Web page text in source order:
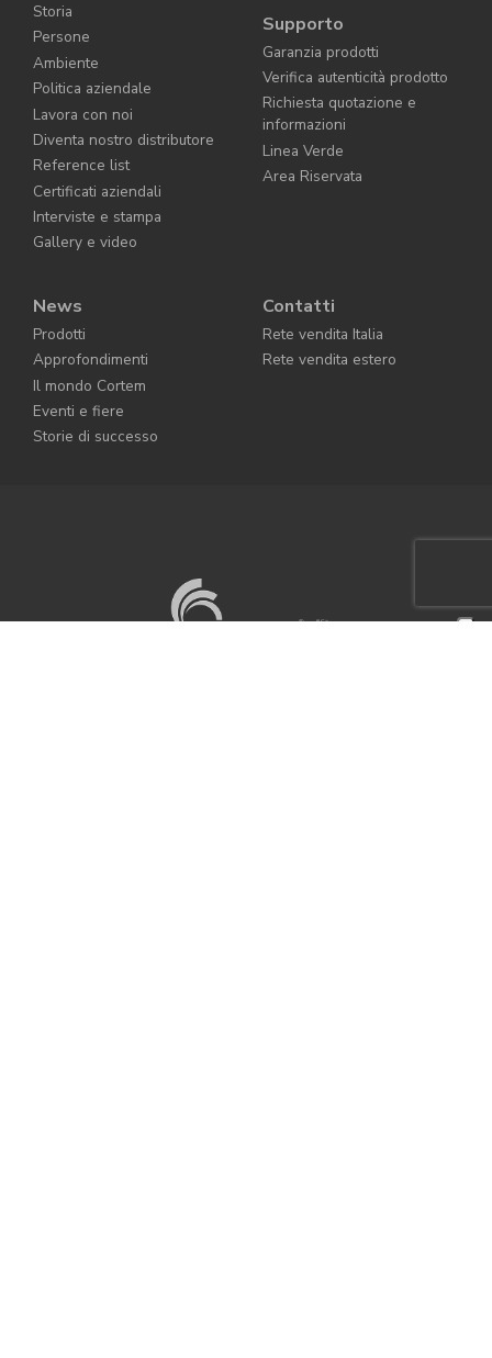
Storia
Persone
Ambiente
Politica aziendale
Lavora con noi
Diventa nostro distributore
Reference list
Certificati aziendali
Interviste e stampa
Gallery e video
Supporto
Garanzia prodotti
Verifica autenticità prodotto
Richiesta quotazione e
informazioni
Linea Verde
Area Riservata
News
Prodotti
Approfondimenti
Il mondo Cortem
Eventi e fiere
Storie di successo
Contatti
Rete vendita Italia
Rete vendita estero